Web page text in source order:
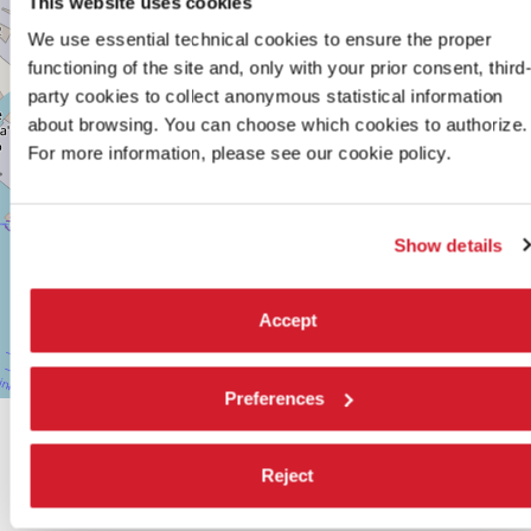
We use essential technical cookies to ensure the proper
functioning of the site and, only with your prior consent, third-
party cookies to collect anonymous statistical information
about browsing. You can choose which cookies to authorize.
For more information, please see our cookie policy.
Show details
Accept
Preferences
Reject
DELLA
TANA,
2169/F
30122
VENEZIA
TEL.
0415218711
info@labiennale.org
CONDIVIDI SU